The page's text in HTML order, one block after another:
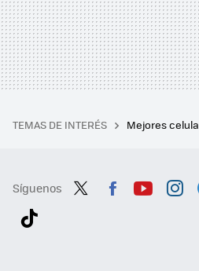
TEMAS DE INTERÉS Mejores
Síguenos